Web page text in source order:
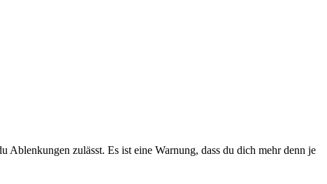
Ablenkungen zulässt. Es ist eine Warnung, dass du dich mehr denn je